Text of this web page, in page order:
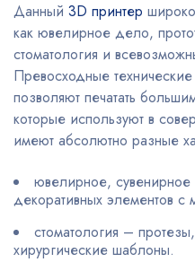
Данный 3D принтер
как ювелирное дело,
стоматология и
Превосходные
позволяют печатать
которые используют в
имеют абсолютно разные
ювелирное, сувенирное
декоративных элементов
стоматология –
хирургические шаблоны.